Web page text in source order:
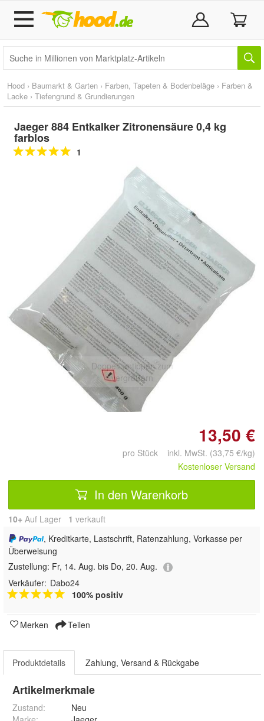
Hood › Baumarkt & Garten › Farben, Tapeten & Bodenbeläge › Farben &
Lacke › Tiefengrund & Grundierungen
Jaeger 884 Entkalker Zitronensäure 0,4 kg
farblos
1
Doppelt antippen zum
vergrößern
13,50 €
pro Stück inkl. MwSt. (33,75 €/kg)
Kostenloser Versand
In den Warenkorb
10+ Auf Lager 1 verkauft
, Kreditkarte, Lastschrift, Ratenzahlung, Vorkasse per
Überweisung
Zustellung: Fr, 14. Aug. bis Do, 20. Aug.
Verkäufer: Dabo24
100% positiv
Merken Teilen
Produktdetails Zahlung, Versand & Rückgabe
Artikelmerkmale
Zustand:
Neu